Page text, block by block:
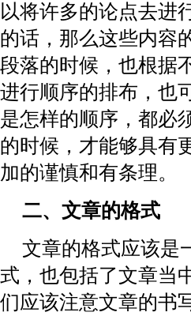
以将许多的论点去进
的话，那么这些内容
段落的时候，也根据
进行顺序的排布，也
是怎样的顺序，都必
的时候，才能够具有
加的谨慎和有条理。
二、文章的格式
文章的格式应该是
式，也包括了文章当
们应该注意文章的书